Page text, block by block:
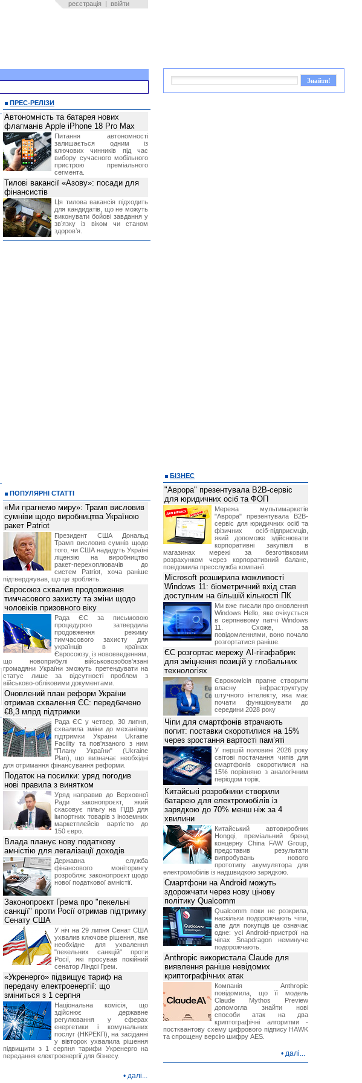
реєстрація | ввійти
ПРЕС-РЕЛІЗИ
Автономність та батарея нових
флагманів Apple iPhone 18 Pro Max
Питання автономності
залишається одним із
ключових чинників під час
вибору сучасного мобільного
пристрою преміального
сегмента.
Тилові вакансії «Азову»: посади для
фінансистів
Ця тилова вакансія підходить
для кандидатів, що не можуть
виконувати бойові завдання у
звʼязку із віком чи станом
здоровʼя.
ПОПУЛЯРНІ СТАТТІ
«Ми прагнемо миру»: Трамп висловив
сумніви щодо виробництва Україною
ракет Patriot
Президент США Дональд
Трамп висловив сумнів щодо
того, чи США нададуть Україні
ліцензію на виробництво
ракет-перехоплювачів до
систем Patriot, хоча раніше
підтверджував, що це зроблять.
Євросоюз схвалив продовження
тимчасового захисту та зміни щодо
чоловіків призовного віку
Рада ЄС за письмовою
процедурою затвердила
продовження режиму
тимчасового захисту для
українців в країнах
Євросоюзу, із нововведенням,
що новоприбулі військовозобов'язані
громадяни України зможуть претендувати на
статус лише за відсутності проблем з
військово-обліковими документами.
Оновлений план реформ України
отримав схвалення ЄС: передбачено
€8,3 млрд підтримки
Рада ЄС у четвер, 30 липня,
схвалила зміни до механізму
підтримки України Ukraine
Facility та пов'язаного з ним
"Плану України" (Ukraine
Plan), що визначає необхідні
для отримання фінансування реформи.
Податок на посилки: уряд погодив
нові правила з винятком
Уряд направив до Верховної
Ради законопроєкт, який
скасовує пільгу на ПДВ для
імпортних товарів з іноземних
маркетплейсів вартістю до
150 євро.
Влада планує нову податкову
амністію для легалізації доходів
Державна служба
фінансового моніторингу
розробляє законопроєкт щодо
нової податкової амністії.
Законопроєкт Грема про "пекельні
санкції" проти Росії отримав підтримку
Сенату США
У ніч на 29 липня Сенат США
ухвалив ключове рішення, яке
необхідне для ухвалення
"пекельних санкцій" проти
Росії, які просував покійний
сенатор Ліндсі Грем.
«Укренерго» підвищує тариф на
передачу електроенергії: що
зміниться з 1 серпня
Національна комісія, що
здійснює державне
регулювання у сферах
енергетики і комунальних
послуг (НКРЕКП), на засіданні
у вівторок ухвалила рішення
підвищити з 1 серпня тарифи Укренерго на
передання електроенергії для бізнесу.
• далі...
БІЗНЕС
"Аврора" презентувала B2B-сервіс
для юридичних осіб та ФОП
Мережа мультимаркетів
"Аврора" презентувала B2B-
сервіс для юридичних осіб та
фізичних осіб-підприємців,
який допоможе здійснювати
корпоративні закупівлі в
магазинах мережі за безготівковим
розрахунком через корпоративний баланс,
повідомила пресслужба компанії.
Microsoft розширила можливості
Windows 11: біометричний вхід став
доступним на більшій кількості ПК
Ми вже писали про оновлення
Windows Hello, яке очікується
в серпневому патчі Windows
11. Схоже, за
повідомленнями, воно почало
розгортатися раніше.
ЄС розгортає мережу AI-гігафабрик
для зміцнення позицій у глобальних
технологіях
Єврокомісія прагне створити
власну інфраструктуру
штучного інтелекту, яка має
почати функціонувати до
середини 2028 року
Чіпи для смартфонів втрачають
попит: поставки скоротилися на 15%
через зростання вартості пам’яті
У першій половині 2026 року
світові постачання чипів для
смартфонів скоротилися на
15% порівняно з аналогічним
періодом торік.
Китайські розробники створили
батарею для електромобілів із
зарядкою до 70% менш ніж за 4
хвилини
Китайський автовиробник
Hongqi, преміальний бренд
концерну China FAW Group,
представив результати
випробувань нового
прототипу акумулятора для
електромобілів із надшвидкою зарядкою.
Смартфони на Android можуть
здорожчати через нову цінову
політику Qualcomm
Qualcomm поки не розкрила,
наскільки подорожчають чіпи,
але для покупців це означає
одне: усі Android-пристрої на
чіпах Snapdragon неминуче
подорожчають.
Anthropic використала Claude для
виявлення раніше невідомих
криптографічних атак
Компанія Anthropic
повідомила, що її модель
Claude Mythos Preview
допомогла знайти нові
способи атак на два
криптографічні алгоритми -
постквантову схему цифрового підпису HAWK
та спрощену версію шифру AES.
• далі...